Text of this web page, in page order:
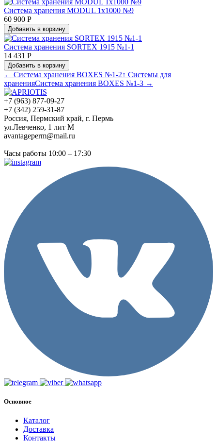
Система хранения MODUL 1х1000 №9
60 900 Р
Добавить в корзину
Система хранения SORTEX 1915 №1-1
14 431 Р
Добавить в корзину
← Система хранения BOXES №1-2↑ Системы для
храненияСистема хранения BOXES №1-3 →
+7 (963) 877-09-27
+7 (342) 259-31-87
Россия, Пермский край, г. Пермь
ул.Левченко, 1 лит М
avantageperm@mail.ru
Часы работы 10:00 – 17:30
Основное
Каталог
Доставка
Контакты